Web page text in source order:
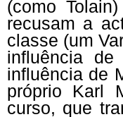
(como
recusam a
classe (um
influência
influência de
próprio Karl
curso, que